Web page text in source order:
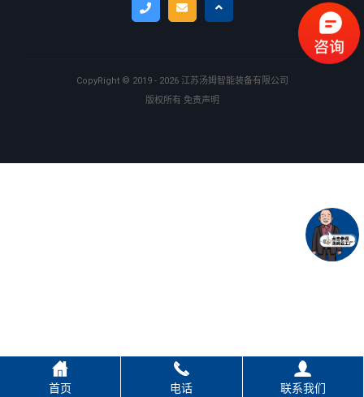
CopyRight © 2019 - 2026 江苏汤姆智能装备有限公司
版权所有 免责声明
首页 电话 联系我们